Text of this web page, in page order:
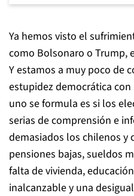
Ya hemos visto el
como Bolsonaro o Trump,
Y estamos a muy poco de
estupidez democrática
uno se formula es si los
serias de comprensión e
demasiados los chilenos y
pensiones bajas, sueldos
falta de vivienda,
inalcanzable y una